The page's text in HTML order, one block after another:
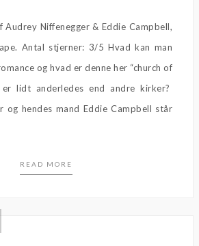
Audrey Niffenegger & Eddie Campbell,
Antal stjerner: 3/5 Hvad kan man
og hvad er denne her “church of
er lidt anderledes end andre kirker?
og hendes mand Eddie Campbell står
READ MORE